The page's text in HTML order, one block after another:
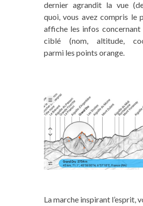
dernier agrandit la vue
quoi, vous avez compris le
affiche les infos concernant
ciblé (nom, altitude,
parmi les points orange.
La marche inspirant l’esprit,